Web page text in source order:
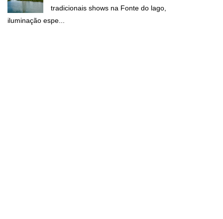
tradicionais shows na Fonte do lago,
iluminação espe...